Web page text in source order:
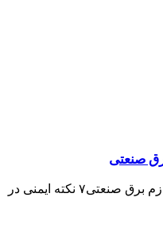
مقدمه ۷ نکته ایمنی در استفاده از لوازم برق صنعتی۷ نکته ایمنی در